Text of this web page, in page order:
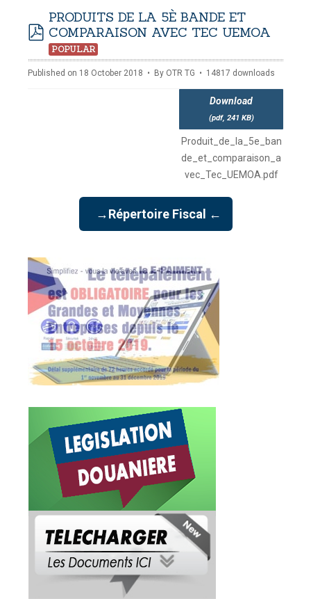
DOUANES
CADASTRE &
Conserv. Foncière
ACTUALITES
Toute l'actualité!
DOCUMENTATION
CONTACT
-Tuesday, 14 July 2026 10:30 July 2026 17:30
pdf
PRODUITS DE LA 5È BANDE ET
COMPARAISON AVEC TEC UEMOA
POPULAR
Published on 18 October 2018 By OTR TG 14817 downloads
Download
(pdf, 241 KB)
Produit_de_la_5e_ban
de_et_comparaison_a
vec_Tec_UEMOA.pdf
→Répertoire Fiscal ←